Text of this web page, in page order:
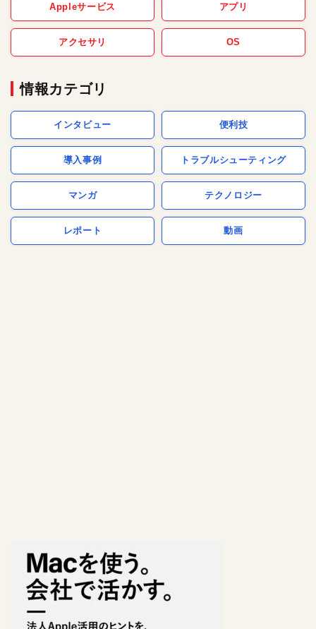
Appleサービス アプリ
アクセサリ OS
情報カテゴリ
インタビュー 便利技
導入事例 トラブルシューティング
マンガ テクノロジー
レポート 動画